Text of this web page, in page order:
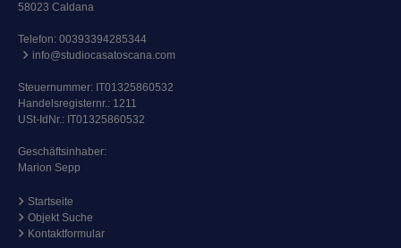
58023 Caldana
Telefon: 00393394285344
info@studiocasatoscana.com
Steuernummer: IT01325860532
Handelsregisternr.: 1211
USt-IdNr.: IT01325860532
Geschäftsinhaber:
Marion Sepp
Startseite
Objekt Suche
Kontaktformular